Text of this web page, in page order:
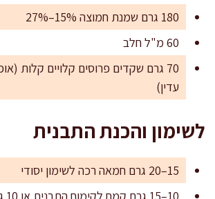
180 גרם שמנת חמוצה 15%–27%
60 מ"ל חלב
70 גרם שקדים פרוסים קלויים קלות
עדין)
לשימון והכנת התבנית
15–20 גרם חמאה רכה לשימון יסודי